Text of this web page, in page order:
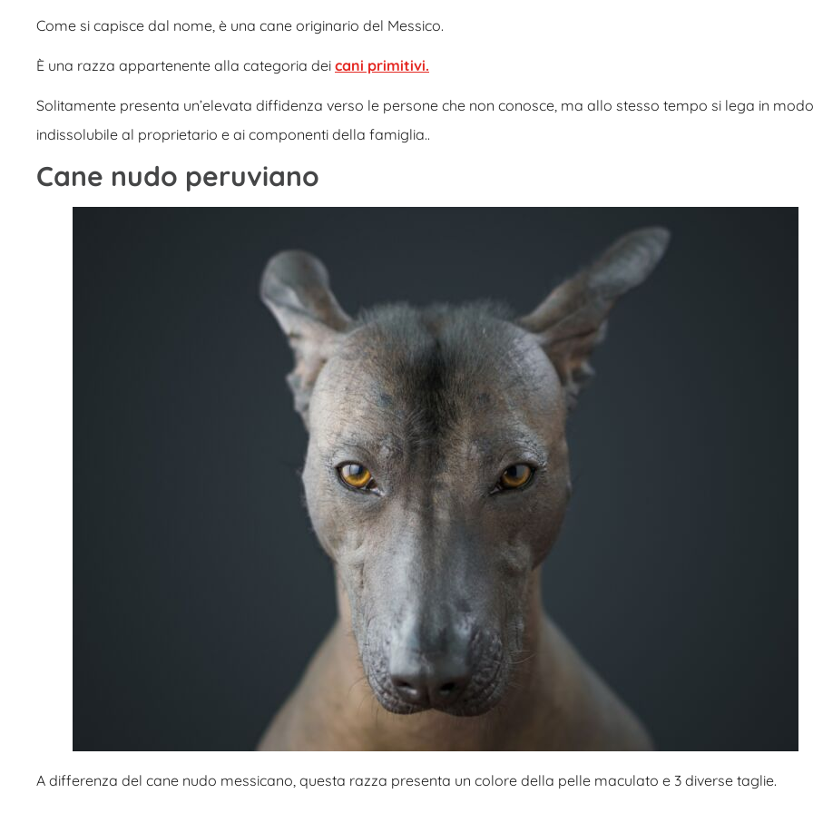
Come si capisce dal nome, è una cane originario del Messico.
È una razza appartenente alla categoria dei cani primitivi.
Solitamente presenta un’elevata diffidenza verso le persone che non conosce, ma allo stesso tempo si lega in modo
indissolubile al proprietario e ai componenti della famiglia..
Cane nudo peruviano
A differenza del cane nudo messicano, questa razza presenta un colore della pelle maculato e 3 diverse taglie.